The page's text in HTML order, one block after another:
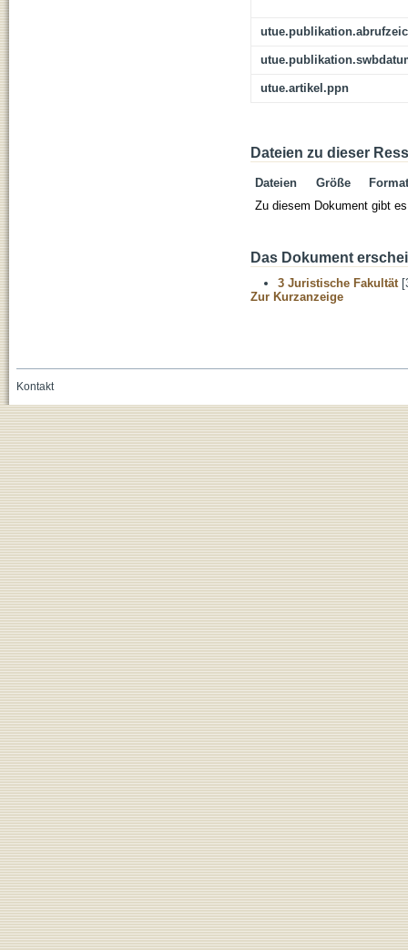
utue.artikel.ppn
Dateien zu dieser
Dateien Größe
Format
Zu diesem Dokument gibt
Das Dokument
3 Juristische Fakultät
Zur Kurzanzeige
Kontakt